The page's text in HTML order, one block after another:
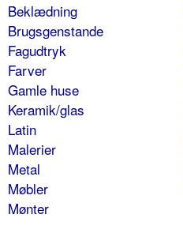
Beklædning
Brugsgenstande
Fagudtryk
Farver
Gamle huse
Keramik/glas
Latin
Malerier
Metal
Møbler
Mønter